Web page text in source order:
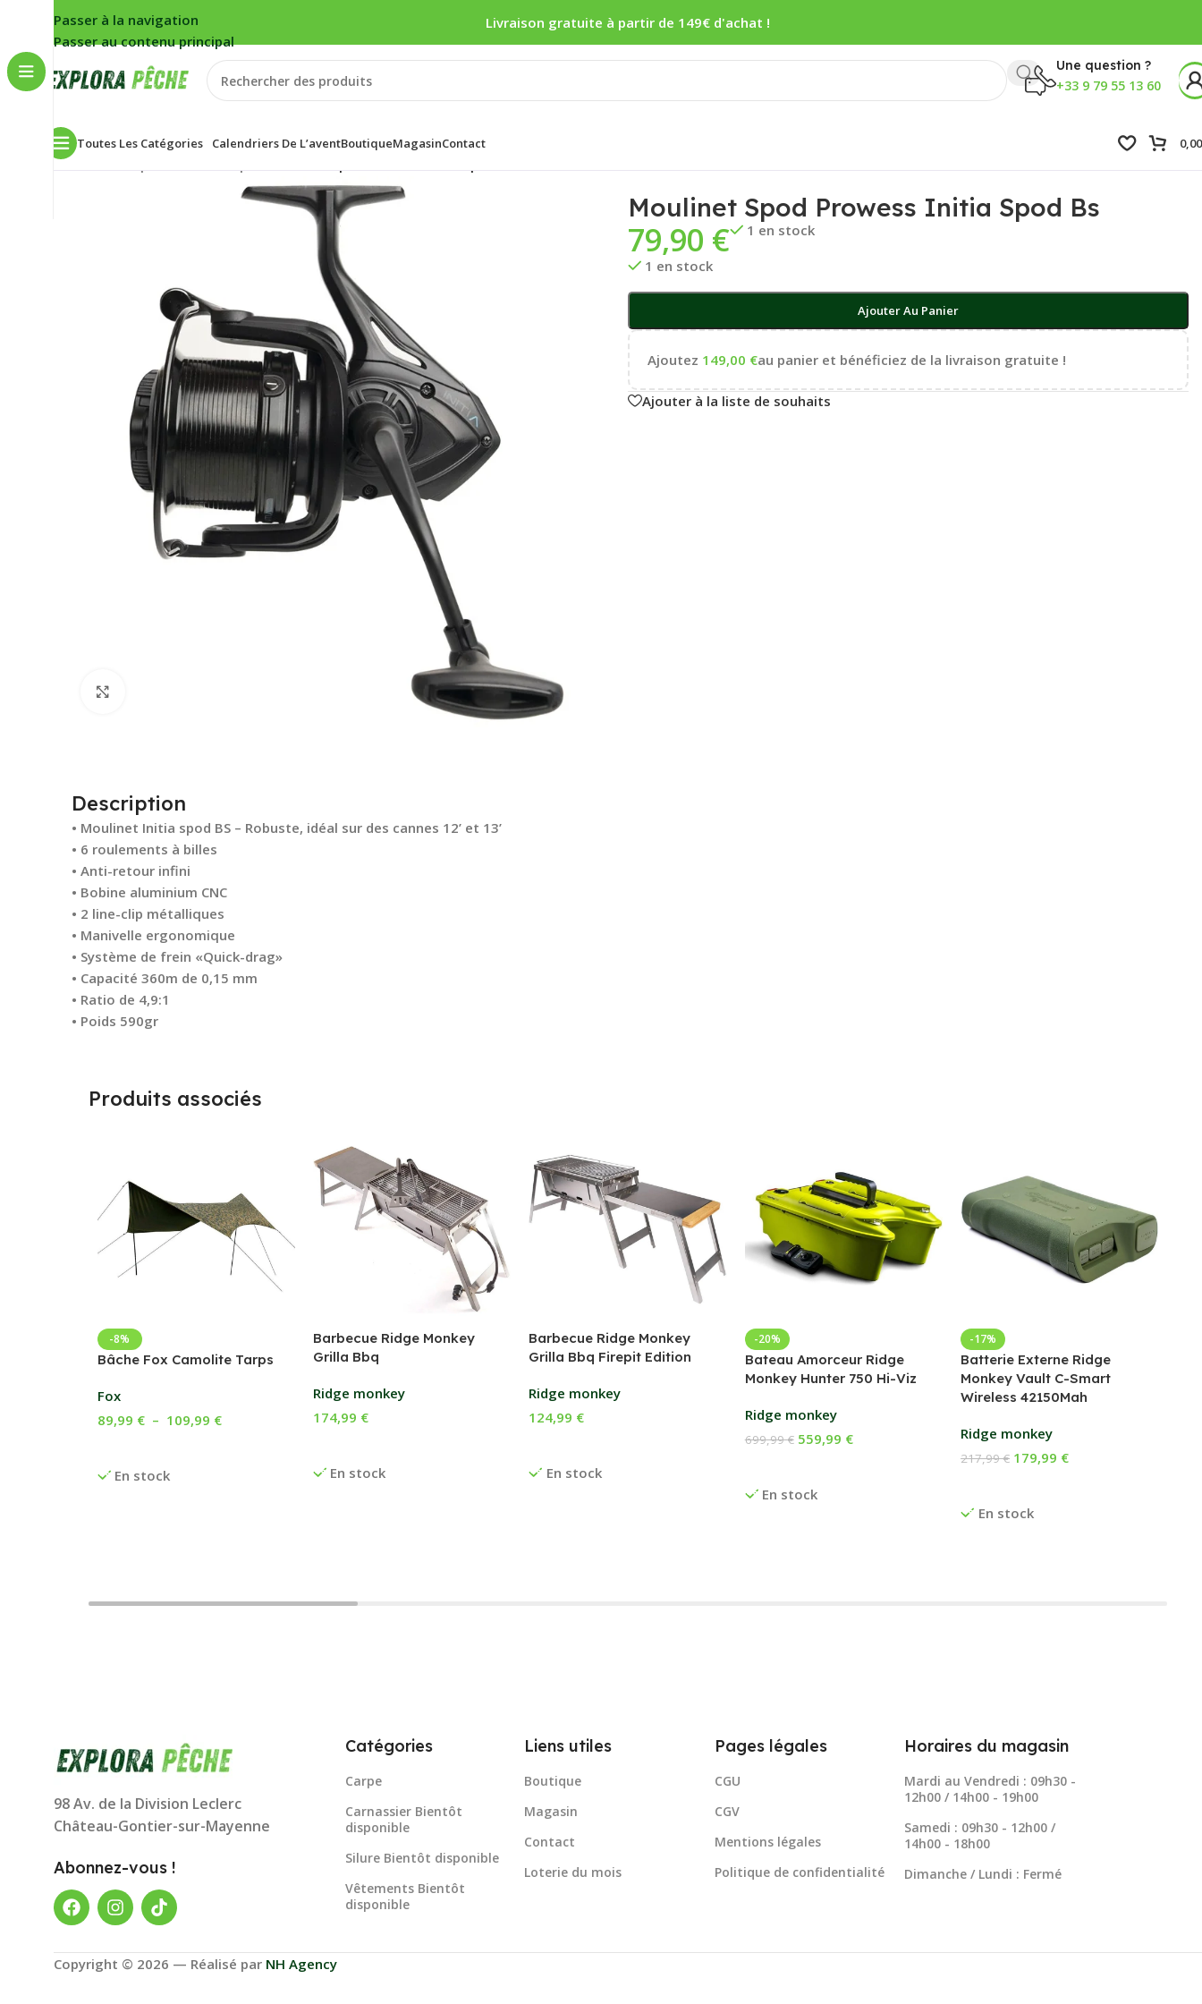
Passer à la navigation
Passer au contenu principal
Livraison gratuite à partir de 149€ d'achat !
Une question ?
+33 9 79 55 13 60
Toutes Les Catégories Calendriers De L’aventBoutiqueMagasinContact
Accueil
Moulinet Spod Prowess Initia Spod Bs
79,90 €
1 en stock
1 en stock
Ajouter Au Panier
Ajoutez 149,00 €au panier et bénéficiez de la livraison gratuite !
Ajouter à la liste de souhaits
Description
• Moulinet Initia spod BS – Robuste, idéal sur des cannes 12’ et 13’
• 6 roulements à billes
• Anti-retour infini
• Bobine aluminium CNC
• 2 line-clip métalliques
• Manivelle ergonomique
• Système de frein «Quick-drag»
• Capacité 360m de 0,15 mm
• Ratio de 4,9:1
• Poids 590gr
Produits associés
-8%
Bâche Fox Camolite Tarps
Fox
En stock
89,99 € – 109,99 €
Barbecue Ridge Monkey
Grilla Bbq
Ridge monkey
En stock
174,99 €
Barbecue Ridge Monkey
Grilla Bbq Firepit Edition
Ridge monkey
En stock
124,99 €
-20%
Bateau Amorceur Ridge
Monkey Hunter 750 Hi-Viz
Ridge monkey
En stock
699,99€ 559,99 €
-17%
Batterie Externe Ridge
Monkey Vault C-Smart
Wireless 42150Mah
Ridge monkey
En stock
217,99€ 179,99 €
98 Av. de la Division Leclerc
Château-Gontier-sur-Mayenne
Abonnez-vous !
Catégories
Carpe
Carnassier Bientôt
disponible
Silure Bientôt disponible
Vêtements Bientôt
disponible
Liens utiles
Boutique
Magasin
Contact
Loterie du mois
Pages légales
CGU
CGV
Mentions légales
Politique de confidentialité
Horaires du magasin
Mardi au Vendredi : 09h30 -
12h00 / 14h00 - 19h00
Samedi : 09h30 - 12h00 /
14h00 - 18h00
Dimanche / Lundi : Fermé
Copyright © 2026 — Réalisé par NH Agency